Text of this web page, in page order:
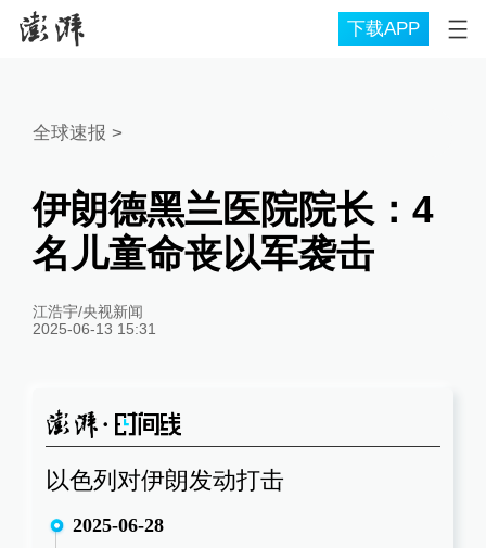
下载APP
全球速报 >
伊朗德黑兰医院院长：4
名儿童命丧以军袭击
江浩宇/央视新闻
2025-06-13 15:31
以色列对伊朗发动打击
2025-06-28